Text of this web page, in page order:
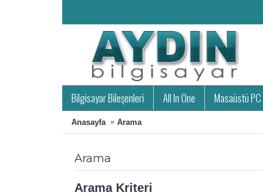
Bilgisayar Bileşenleri All In One Masaüstü PC
Anasayfa Arama
Arama
Arama Kriteri